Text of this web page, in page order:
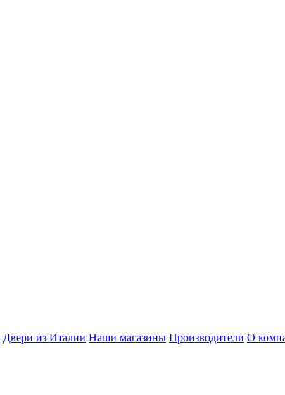
Двери из Италии Наши магазины Производители О